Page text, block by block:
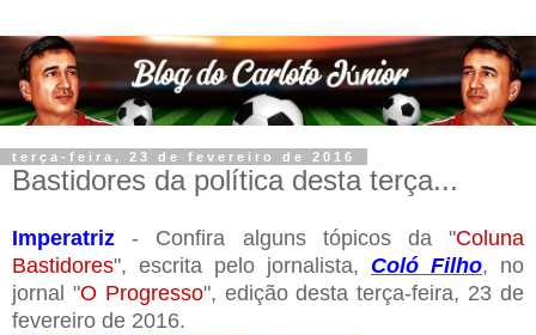
terça-feira, 23 de fevereiro de 2016
Bastidores da política desta terça...
Imperatriz - Confira alguns tópicos da "Coluna
Bastidores", escrita pelo jornalista, Coló Filho, no
jornal "O Progresso", edição desta terça-feira, 23 de
fevereiro de 2016.